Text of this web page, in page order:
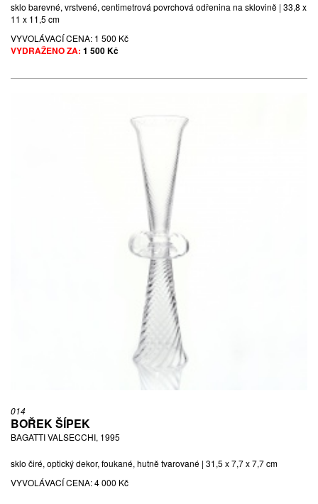
sklo barevné, vrstvené, centimetrová povrchová odřenina na sklovině | 33,8 x
11 x 11,5 cm
VYVOLÁVACÍ CENA: 1 500 Kč
VYDRAŽENO ZA: 1 500 Kč
014
BOŘEK ŠÍPEK
BAGATTI VALSECCHI, 1995
sklo čiré, optický dekor, foukané, hutně tvarované | 31,5 x 7,7 x 7,7 cm
VYVOLÁVACÍ CENA:4 000 Kč